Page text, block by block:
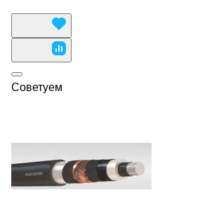
Советуем